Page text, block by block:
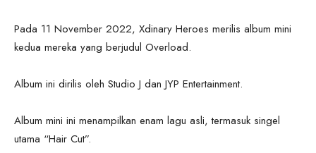
Pada 11 November 2022, Xdinary Heroes merilis album mini
kedua mereka yang berjudul Overload.
Album ini dirilis oleh Studio J dan JYP Entertainment.
Album mini ini menampilkan enam lagu asli, termasuk singel
utama “Hair Cut”.